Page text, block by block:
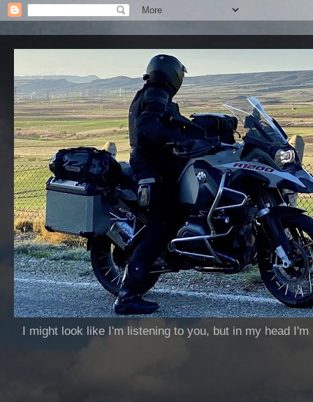
I might look like I'm listening to you, but in my head